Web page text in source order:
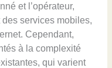
et l’opérateur,
services mobiles,
Cependant,
à la complexité
qui varient